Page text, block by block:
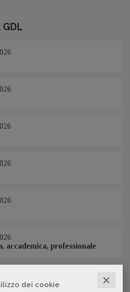
dei cookie ✕
GDL
accademica, professionale